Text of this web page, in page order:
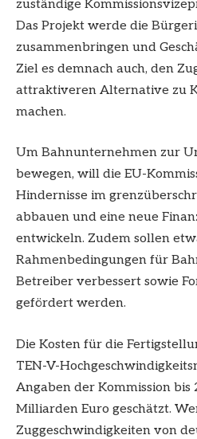
zuständige
Das Projekt werde die
zusammenbringen und
Ziel es demnach auch, den
attraktiveren Alternative zu
machen.
Um Bahnunternehmen zur
bewegen, will die EU-
Hindernisse im
abbauen und eine neue
entwickeln. Zudem sollen
Rahmenbedingungen für
Betreiber verbessert sowie
gefördert werden.
Die Kosten für die
TEN-V-
Angaben der Kommission bis
Milliarden Euro geschätzt.
Zuggeschwindigkeiten von